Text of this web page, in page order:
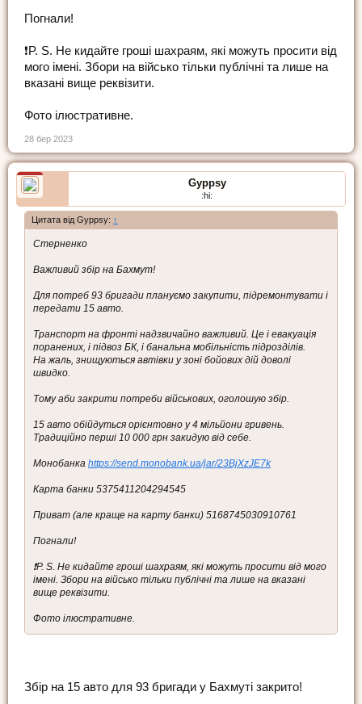
Погнали!
❗️P. S. Не кидайте гроші шахраям, які можуть просити від
мого імені. Збори на військо тільки публічні та лише на
вказані вище реквізити.
Фото ілюстративне.
28 бер 2023
Gyppsy
:hi:
Цитата від Gyppsy: ↑
Стерненко
Важливий збір на Бахмут!
Для потреб 93 бригади плануємо закупити, підремонтувати і
передати 15 авто.
Транспорт на фронті надзвичайно важливий. Це і евакуація
поранених, і підвоз БК, і банальна мобільність підрозділів.
На жаль, знищуються автівки у зоні бойових дій доволі
швидко.
Тому аби закрити потреби військових, оголошую збір.
15 авто обійдуться орієнтовно у 4 мільйони гривень.
Традиційно перші 10 000 грн закидую від себе.
Монобанка https://send.monobank.ua/jar/23BjXzJE7k
Карта банки 5375411204294545
Приват (але краще на карту банки) 5168745030910761
Погнали!
❗️P. S. Не кидайте гроші шахраям, які можуть просити від мого
імені. Збори на військо тільки публічні та лише на вказані
вище реквізити.
Фото ілюстративне.
Збір на 15 авто для 93 бригади у Бахмуті закрито!